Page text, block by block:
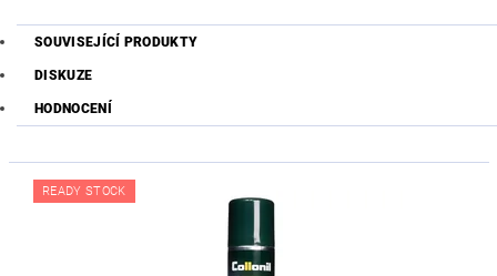
SOUVISEJÍCÍ PRODUKTY
DISKUZE
HODNOCENÍ
READY STOCK